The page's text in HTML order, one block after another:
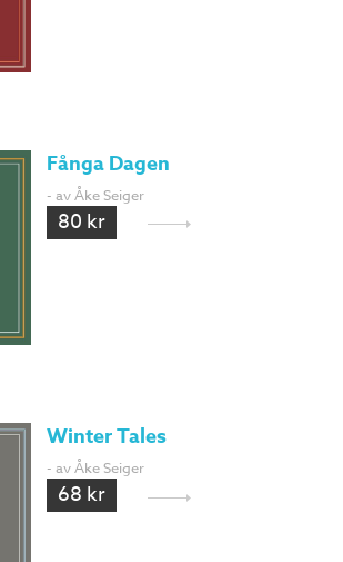
Fånga Dagen
- av Åke Seiger
80 kr
Winter Tales
- av Åke Seiger
68 kr